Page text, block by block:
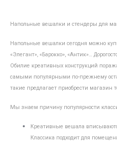
Напольные вешалки и стендеры для
Напольные вешалки сегодня можно
«Элегант», «Барокко», «Антик»…
Обилие креативных конструкций
самыми популярными по-прежнему
такие предлагает приобрести магазин
Мы знаем причину популярности
Креативные вешала
Классика подходит для